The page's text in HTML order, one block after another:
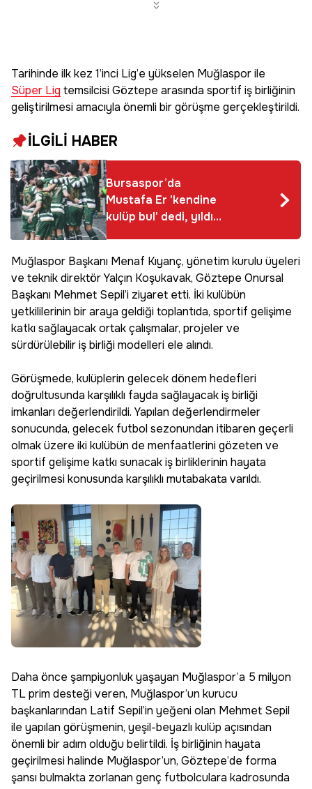
Tarihinde ilk kez 1’inci Lig’e yükselen Muğlaspor ile
Süper Lig temsilcisi Göztepe arasında sportif iş birliğinin
geliştirilmesi amacıyla önemli bir görüşme gerçekleştirildi.
İLGİLİ HABER
Bursaspor’da
Mustafa Er 'kendine
kulüp bul' dedi, yıldız
isim rakibe gidiyor
Muğlaspor Başkanı Menaf Kıyanç, yönetim kurulu üyeleri
ve teknik direktör Yalçın Koşukavak, Göztepe Onursal
Başkanı Mehmet Sepil’i ziyaret etti. İki kulübün
yetkililerinin bir araya geldiği toplantıda, sportif gelişime
katkı sağlayacak ortak çalışmalar, projeler ve
sürdürülebilir iş birliği modelleri ele alındı.
Görüşmede, kulüplerin gelecek dönem hedefleri
doğrultusunda karşılıklı fayda sağlayacak iş birliği
imkanları değerlendirildi. Yapılan değerlendirmeler
sonucunda, gelecek futbol sezonundan itibaren geçerli
olmak üzere iki kulübün de menfaatlerini gözeten ve
sportif gelişime katkı sunacak iş birliklerinin hayata
geçirilmesi konusunda karşılıklı mutabakata varıldı.
Daha önce şampiyonluk yaşayan Muğlaspor’a 5 milyon
TL prim desteği veren, Muğlaspor’un kurucu
başkanlarından Latif Sepil’in yeğeni olan Mehmet Sepil
ile yapılan görüşmenin, yeşil-beyazlı kulüp açısından
önemli bir adım olduğu belirtildi. İş birliğinin hayata
geçirilmesi halinde Muğlaspor’un, Göztepe’de forma
şansı bulmakta zorlanan genç futbolculara kadrosunda